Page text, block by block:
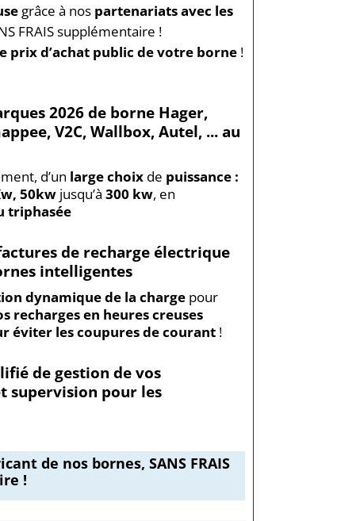
grâce à nospartenariats avec les
FRAIS supplémentaire !
prix d’achat public de votre borne!
2026 de borne Hager,
V2C, Wallbox, Autel, ... au
d’un large choixde puissance :
50kwjusqu’à 300 kw, en
triphasée
de recharge électrique
intelligentes
dynamique de la charge pour
recharges en heures creuses
éviter les coupures de courant!
de gestion de vos
supervision pour les
de nos bornes, SANS FRAIS
!